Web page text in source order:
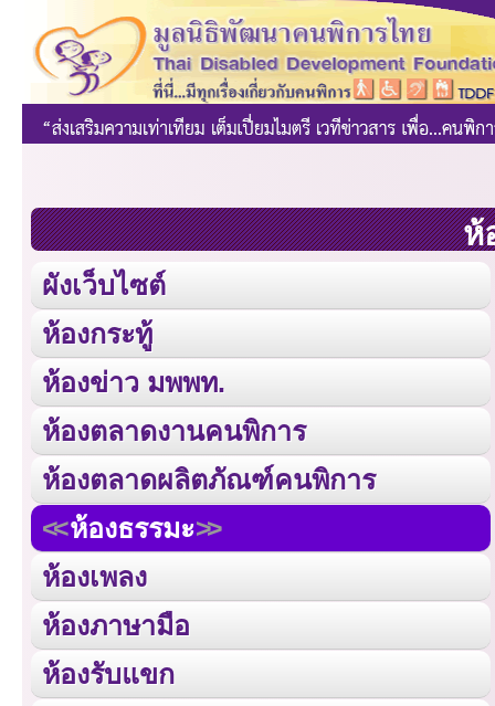
ห้
ผังเว็บไซต์
ห้องกระทู้
ห้องข่าว มพพท.
ห้องตลาดงานคนพิการ
ห้องตลาดผลิตภัณฑ์คนพิการ
ห้องธรรมะ
ห้องเพลง
ห้องภาษามือ
ห้องรับแขก